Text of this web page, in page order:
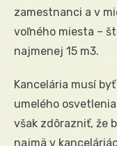
zamestnanci a v
voľného miesta –
najmenej 15 m3.
Kancelária musí
umelého
však zdôrazniť, že
najmä v